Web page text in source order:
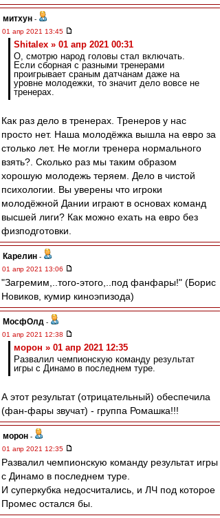
митхун -
01 апр 2021 13:45
Shitalex » 01 апр 2021 00:31
О, смотрю народ головы стал включать.
Если сборная с разными тренерами
проигрывает сраным датчанам даже на
уровне молодежки, то значит дело вовсе не
тренерах.
Как раз дело в тренерах. Тренеров у нас
просто нет. Наша молодёжка вышла на евро за
столько лет. Не могли тренера нормального
взять?. Сколько раз мы таким образом
хорошую молодежь теряем. Дело в чистой
психологии. Вы уверены что игроки
молодёжной Дании играют в основах команд
высшей лиги? Как можно ехать на евро без
физподготовки.
Карелин -
01 апр 2021 13:06
"Загремим,..того-этого,..под фанфары!" (Борис
Новиков, кумир киноэпизода)
МосфОлд -
01 апр 2021 12:38
морон » 01 апр 2021 12:35
Развалил чемпионскую команду результат
игры с Динамо в последнем туре.
А этот результат (отрицательный) обеспечила
(фан-фары звучат) - группа Ромашка!!!
морон -
01 апр 2021 12:35
Развалил чемпионскую команду результат игры
с Динамо в последнем туре.
И суперкубка недосчитались, и ЛЧ под которое
Промес остался бы.